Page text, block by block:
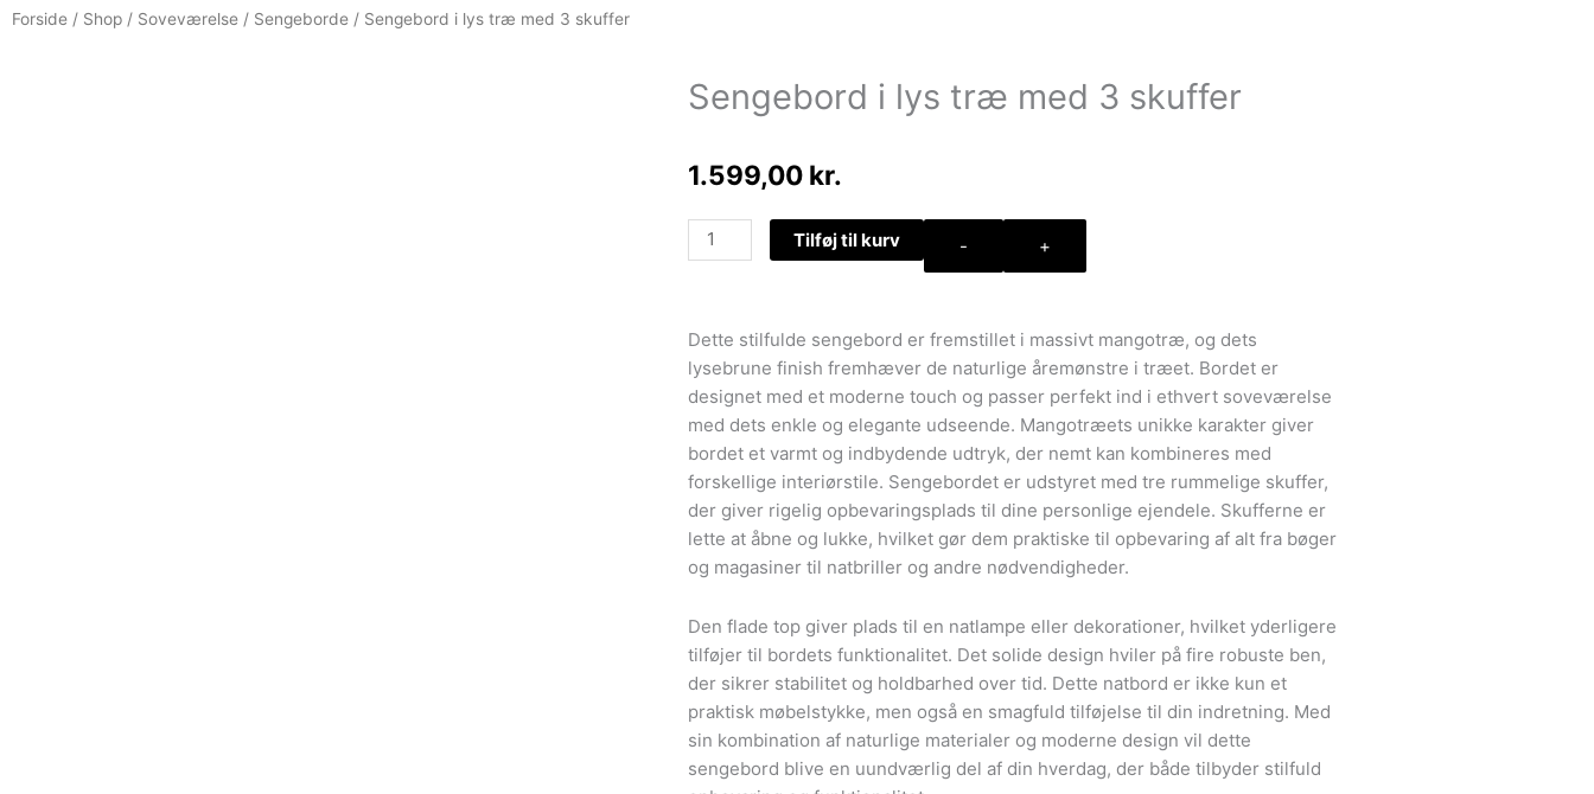
Forside / Shop / Soveværelse / Sengeborde / Sengebord i lys træ med 3 skuffer
Sengebord i lys træ med 3 skuffer
1.599,00 kr.
-
Sengebord
i
med
3
skuffer
antal
+
Tilføj til kurv
Dette stilfulde sengebord er fremstillet i massivt mangotræ, og dets
lysebrune finish fremhæver de naturlige åremønstre i træet. Bordet er
designet med et moderne touch og passer perfekt ind i ethvert soveværelse
med dets enkle og elegante udseende. Mangotræets unikke karakter giver
bordet et varmt og indbydende udtryk, der nemt kan kombineres med
forskellige interiørstile. Sengebordet er udstyret med tre rummelige skuffer,
der giver rigelig opbevaringsplads til dine personlige ejendele. Skufferne er
lette at åbne og lukke, hvilket gør dem praktiske til opbevaring af alt fra bøger
og magasiner til natbriller og andre nødvendigheder.
Den flade top giver plads til en natlampe eller dekorationer, hvilket yderligere
tilføjer til bordets funktionalitet. Det solide design hviler på fire robuste ben,
der sikrer stabilitet og holdbarhed over tid. Dette natbord er ikke kun et
praktisk møbelstykke, men også en smagfuld tilføjelse til din indretning. Med
sin kombination af naturlige materialer og moderne design vil dette
sengebord blive en uundværlig del af din hverdag, der både tilbyder stilfuld